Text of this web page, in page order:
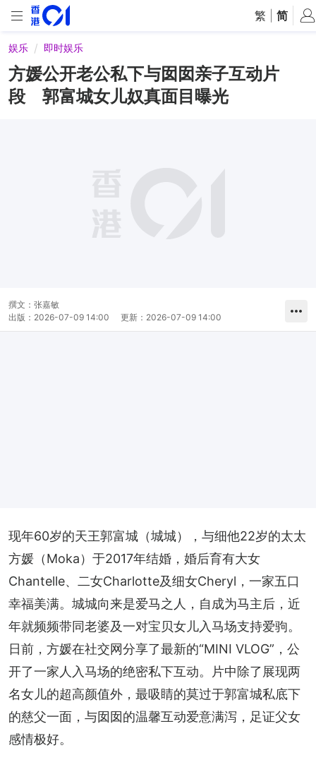
繁 简
娱乐 即时娱乐
方媛公开老公私下与囡囡亲子互动片
段 郭富城女儿奴真面目曝光
撰文： 张嘉敏
出版： 2026-07-09 14:00 更新： 2026-07-09 14:00
现年60岁的天王郭富城（城城），与细他22岁的太太
方媛（Moka）于2017年结婚，婚后育有大女
Chantelle、二女Charlotte及细女Cheryl，一家五口
幸福美满。城城向来是爱马之人，自成为马主后，近
年就频频带同老婆及一对宝贝女儿入马场支持爱驹。
日前，方媛在社交网分享了最新的“MINI VLOG”，公
开了一家人入马场的绝密私下互动。片中除了展现两
名女儿的超高颜值外，最吸睛的莫过于郭富城私底下
的慈父一面，与囡囡的温馨互动爱意满泻，足证父女
感情极好。